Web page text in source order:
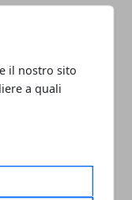
il nostro sito
a quali
e perché è